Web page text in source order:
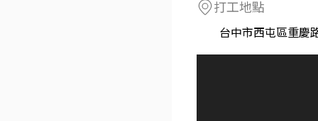
打工地點
台中市西屯區重慶